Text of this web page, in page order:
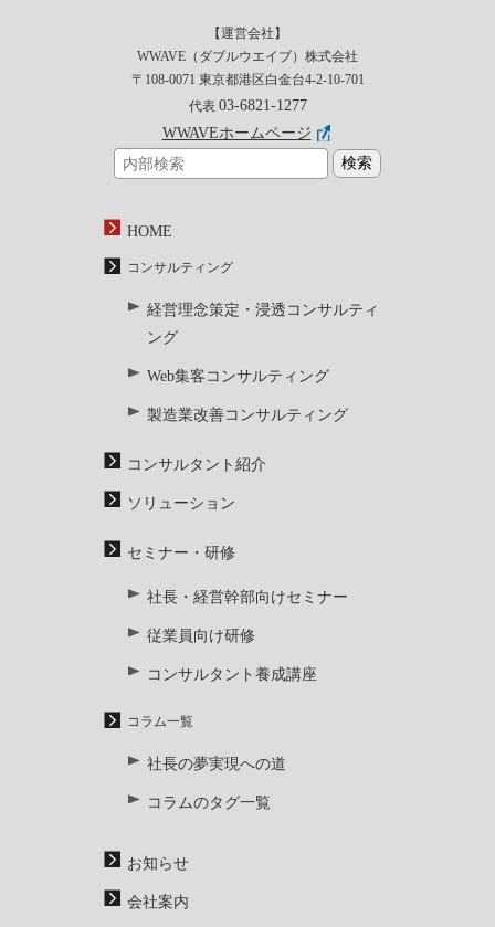
【運営会社】
WWAVE（ダブルウエイブ）株式会社
〒108-0071 東京都港区白金台4-2-10-701
代表 03-6821-1277
WWAVEホームページ
HOME
コンサルティング
経営理念策定・浸透コンサルティ
ング
Web集客コンサルティング
製造業改善コンサルティング
コンサルタント紹介
ソリューション
セミナー・研修
社長・経営幹部向けセミナー
従業員向け研修
コンサルタント養成講座
コラム一覧
社長の夢実現への道
コラムのタグ一覧
お知らせ
会社案内